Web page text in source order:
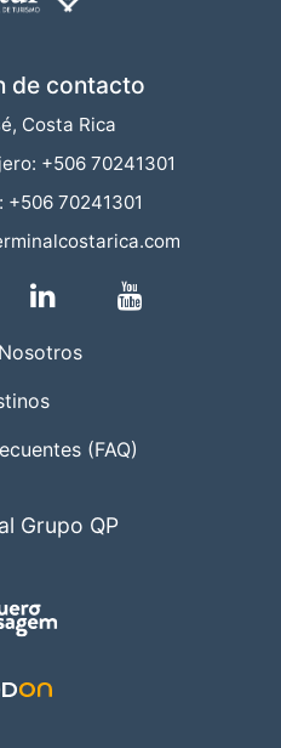
de contacto
Costa Rica
+506 70241301
+506 70241301
(FAQ)
Grupo QP